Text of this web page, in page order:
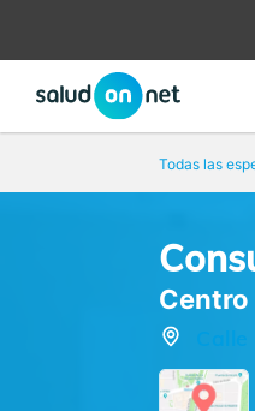
Todas las
Centro